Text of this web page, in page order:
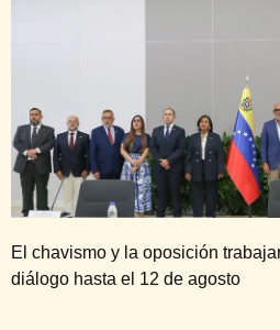
El chavismo y la oposición
diálogo hasta el 12 de agosto